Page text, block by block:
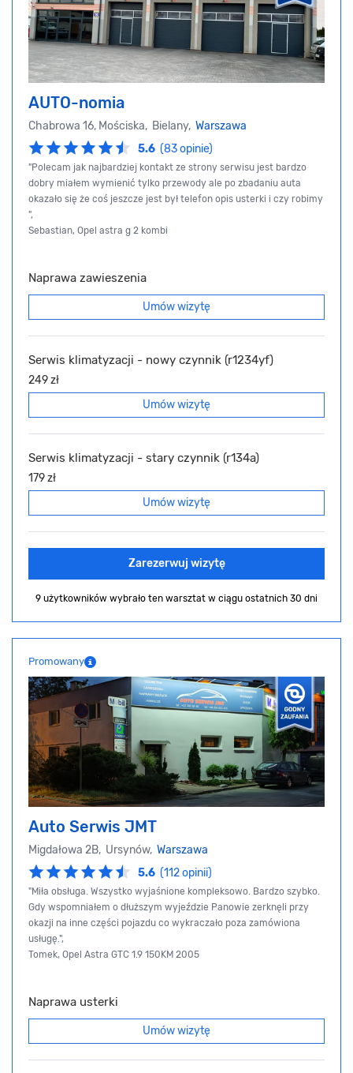
AUTO-nomia
Chabrowa 16, Mościska, Bielany, Warszawa
5.6 (83 opinie)
"Polecam jak najbardziej kontakt ze strony serwisu jest bardzo
dobry miałem wymienić tylko przewody ale po zbadaniu auta
okazało się że coś jeszcze jest był telefon opis usterki i czy robimy
",
Sebastian, Opel astra g 2 kombi
Naprawa zawieszenia
Umów wizytę
Serwis klimatyzacji - nowy czynnik (r1234yf)
249 zł
Umów wizytę
Serwis klimatyzacji - stary czynnik (r134a)
179 zł
Umów wizytę
Zarezerwuj wizytę
9 użytkowników wybrało ten warsztat w ciągu ostatnich 30 dni
Promowany
Auto Serwis JMT
Migdałowa 2B, Ursynów, Warszawa
5.6 (112 opinii)
"Miła obsługa. Wszystko wyjaśnione kompleksowo. Bardzo szybko.
Gdy wspomniałem o dłuższym wyjeździe Panowie zerknęli przy
okazji na inne części pojazdu co wykraczało poza zamówiona
usługę.",
Tomek, Opel Astra GTC 1.9 150KM 2005
Naprawa usterki
Umów wizytę